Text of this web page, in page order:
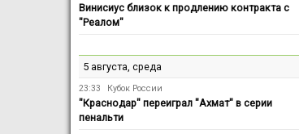
Винисиус близок к продлению контракта с
"Реалом"
5 августа, среда
23:33 Кубок России
"Краснодар" переиграл "Ахмат" в серии
пенальти